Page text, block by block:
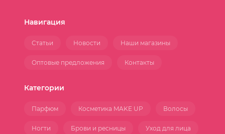
Статьи Новости Наши магазины
Оптовые предложения Контакты
Навигация
Парфюм Косметика MAKE UP Волосы
Ногти Брови и ресницы Уход для лица
Категории